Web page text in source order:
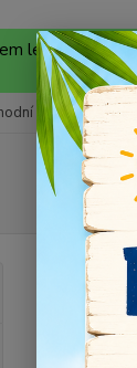
letních
podmínky